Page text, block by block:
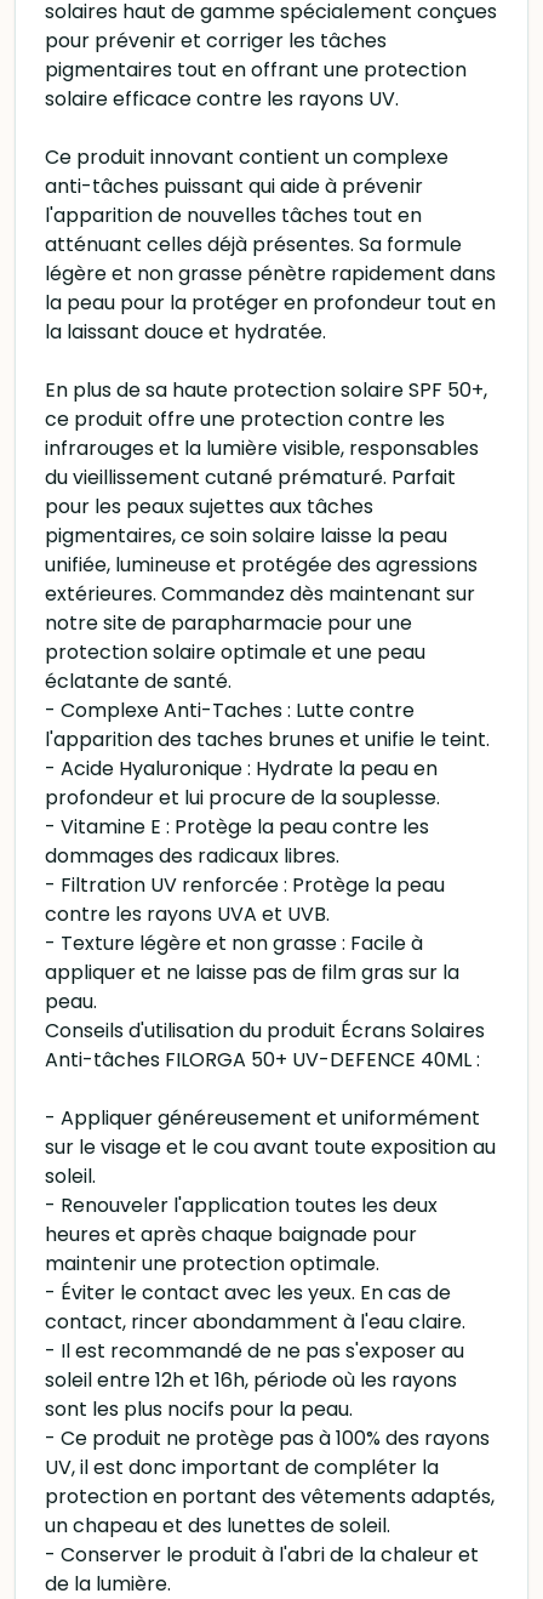
solaires haut de gamme spécialement conçues
pour prévenir et corriger les tâches
pigmentaires tout en offrant une protection
solaire efficace contre les rayons UV.
Ce produit innovant contient un complexe
anti-tâches puissant qui aide à prévenir
l'apparition de nouvelles tâches tout en
atténuant celles déjà présentes. Sa formule
légère et non grasse pénètre rapidement dans
la peau pour la protéger en profondeur tout en
la laissant douce et hydratée.
En plus de sa haute protection solaire SPF 50+,
ce produit offre une protection contre les
infrarouges et la lumière visible, responsables
du vieillissement cutané prématuré. Parfait
pour les peaux sujettes aux tâches
pigmentaires, ce soin solaire laisse la peau
unifiée, lumineuse et protégée des agressions
extérieures. Commandez dès maintenant sur
notre site de parapharmacie pour une
protection solaire optimale et une peau
éclatante de santé.
- Complexe Anti-Taches : Lutte contre
l'apparition des taches brunes et unifie le teint.
- Acide Hyaluronique : Hydrate la peau en
profondeur et lui procure de la souplesse.
- Vitamine E : Protège la peau contre les
dommages des radicaux libres.
- Filtration UV renforcée : Protège la peau
contre les rayons UVA et UVB.
- Texture légère et non grasse : Facile à
appliquer et ne laisse pas de film gras sur la
peau.
Conseils d'utilisation du produit Écrans Solaires
Anti-tâches FILORGA 50+ UV-DEFENCE 40ML :
- Appliquer généreusement et uniformément
sur le visage et le cou avant toute exposition au
soleil.
- Renouveler l'application toutes les deux
heures et après chaque baignade pour
maintenir une protection optimale.
- Éviter le contact avec les yeux. En cas de
contact, rincer abondamment à l'eau claire.
- Il est recommandé de ne pas s'exposer au
soleil entre 12h et 16h, période où les rayons
sont les plus nocifs pour la peau.
- Ce produit ne protège pas à 100% des rayons
UV, il est donc important de compléter la
protection en portant des vêtements adaptés,
un chapeau et des lunettes de soleil.
- Conserver le produit à l'abri de la chaleur et
de la lumière.